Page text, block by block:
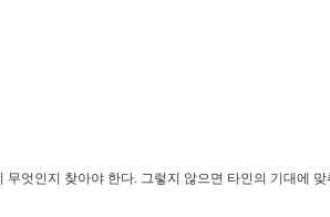
엇인지 찾아야 한다. 그렇지 않으면 타인의 기대에